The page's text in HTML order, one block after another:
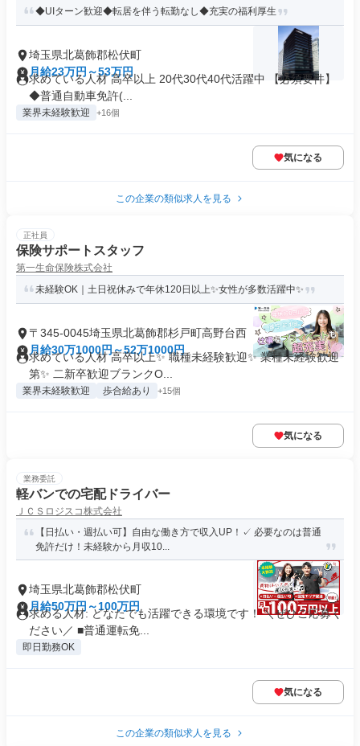
◆UIターン歓迎◆転居を伴う転勤なし◆充実の福利厚生
埼玉県北葛飾郡松伏町
月給23万円～53万円
求めている人材 高卒以上 20代30代40代活躍中 【必須要件】
◆普通自動車免許(...
業界未経験歓迎 +16個
気になる
この企業の類似求人を見る
正社員
保険サポートスタッフ
第一生命保険株式会社
未経験OK｜土日祝休みで年休120日以上✨女性が多数活躍中✨
〒345-0045埼玉県北葛飾郡杉戸町高野台西
月給30万1000円～52万1000円
求めている人材 高卒以上✨ 職種未経験歓迎✨ 業種未経験歓迎
第✨ 二新卒歓迎ブランクO...
業界未経験歓迎 歩合給あり +15個
気になる
業務委託
軽バンでの宅配ドライバー
ＪＣＳロジスコ株式会社
【日払い・週払い可】自由な働き方で収入UP！✓ 必要なのは普通
免許だけ！未経験から月収10...
埼玉県北葛飾郡松伏町
月給50万円～100万円
求める人材: どなたでも活躍できる環境です！ ＼ぜひご応募く
ださい／ ■普通運転免...
即日勤務OK
気になる
この企業の類似求人を見る